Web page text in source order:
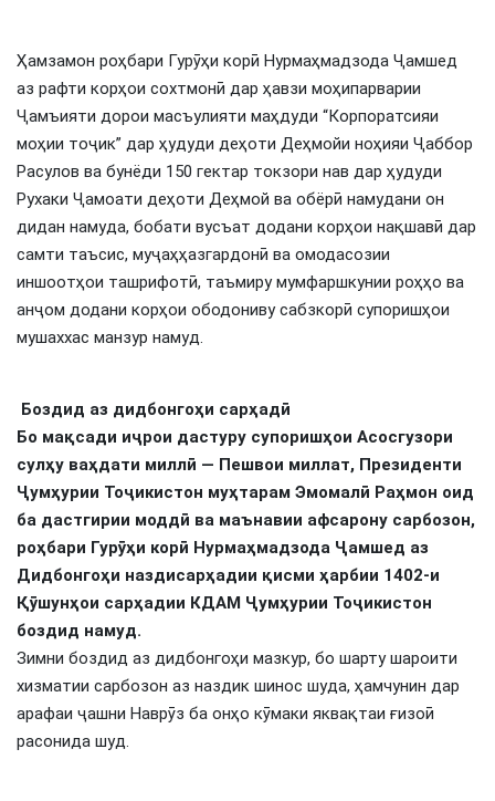
Ҳамзамон роҳбари Гурӯҳи корӣ Нурмаҳмадзода Ҷамшед
аз рафти корҳои сохтмонӣ дар ҳавзи моҳипарварии
Ҷамъияти дорои масъулияти маҳдуди “Корпоратсияи
моҳии тоҷик” дар ҳудуди деҳоти Деҳмойи ноҳияи Ҷаббор
Расулов ва бунёди 150 гектар токзори нав дар ҳудуди
Рухаки Ҷамоати деҳоти Деҳмой ва обёрӣ намудани он
дидан намуда, бобати вусъат додани корҳои нақшавӣ дар
самти таъсис, муҷаҳҳазгардонӣ ва омодасозии
иншоотҳои ташрифотӣ, таъмиру мумфаршкунии роҳҳо ва
анҷом додани корҳои ободониву сабзкорӣ супоришҳои
мушаххас манзур намуд.
Боздид аз дидбонгоҳи сарҳадӣ
Бо мақсади иҷрои дастуру супоришҳои Асосгузори
сулҳу ваҳдати миллӣ — Пешвои миллат, Президенти
Ҷумҳурии Тоҷикистон муҳтарам Эмомалӣ Раҳмон оид
ба дастгирии моддӣ ва маънавии афсарону сарбозон,
роҳбари Гурӯҳи корӣ Нурмаҳмадзода Ҷамшед аз
Дидбонгоҳи наздисарҳадии қисми ҳарбии 1402-и
Қӯшунҳои сарҳадии КДАМ Ҷумҳурии Тоҷикистон
боздид намуд.
Зимни боздид аз дидбонгоҳи мазкур, бо шарту шароити
хизматии сарбозон аз наздик шинос шуда, ҳамчунин дар
арафаи ҷашни Наврӯз ба онҳо кӯмаки яквақтаи ғизоӣ
расонида шуд.